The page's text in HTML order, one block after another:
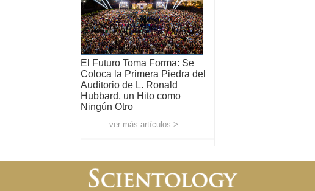
El Futuro Toma Forma: Se
Coloca la Primera Piedra del
Auditorio de L. Ronald
Hubbard, un Hito como
Ningún Otro
ver más artículos >